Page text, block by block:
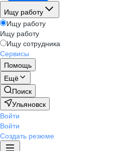
Ищу работу
Ищу работу
Ищу работу
Ищу сотрудника
Сервисы
Помощь
Ещё
Поиск
Ульяновск
Войти
Войти
Создать резюме